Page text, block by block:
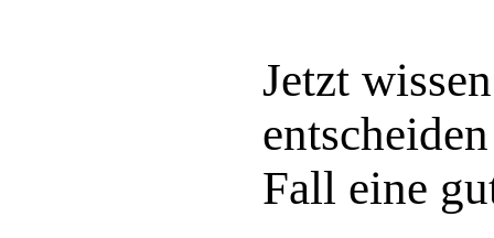
Jetzt
Fall eine